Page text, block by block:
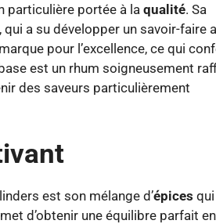
particulière portée à la qualité. Sa
a su développer un savoir-faire
pour l’excellence, ce qui
est un rhum soigneusement
des saveurs particulièrement
est son mélange d’épices
d’obtenir une équilibre parfait